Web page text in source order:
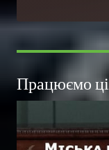
Працюємо